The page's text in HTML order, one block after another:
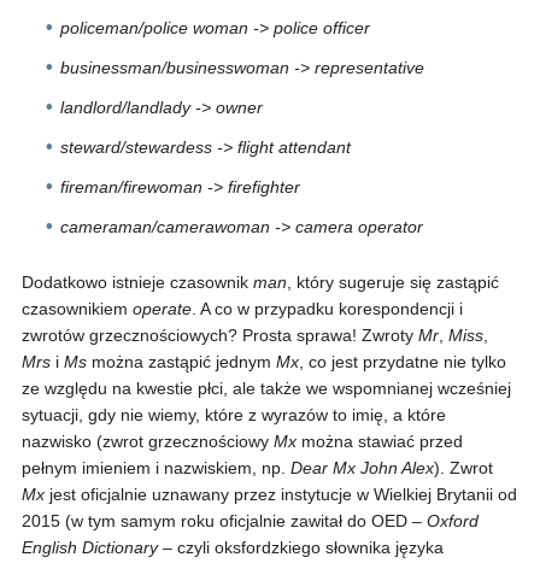
policeman/police woman -> police officer
businessman/businesswoman -> representative
landlord/landlady -> owner
steward/stewardess -> flight attendant
fireman/firewoman -> firefighter
cameraman/camerawoman -> camera operator
Dodatkowo istnieje czasownik man, który sugeruje się zastąpić
czasownikiem operate. A co w przypadku korespondencji i
zwrotów grzecznościowych? Prosta sprawa! Zwroty Mr, Miss,
Mrs i Ms można zastąpić jednym Mx, co jest przydatne nie tylko
ze względu na kwestie płci, ale także we wspomnianej wcześniej
sytuacji, gdy nie wiemy, które z wyrazów to imię, a które
nazwisko (zwrot grzecznościowy Mxmożna stawiać przed
pełnym imieniem i nazwiskiem, np. Dear Mx John Alex). Zwrot
Mx jest oficjalnie uznawany przez instytucje w Wielkiej Brytanii od
2015 (w tym samym roku oficjalnie zawitał do OED – Oxford
English Dictionary– czyli oksfordzkiego słownika języka